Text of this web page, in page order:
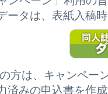
ータは、表紙入稿
方は、キャンペー
済みの申込書を作